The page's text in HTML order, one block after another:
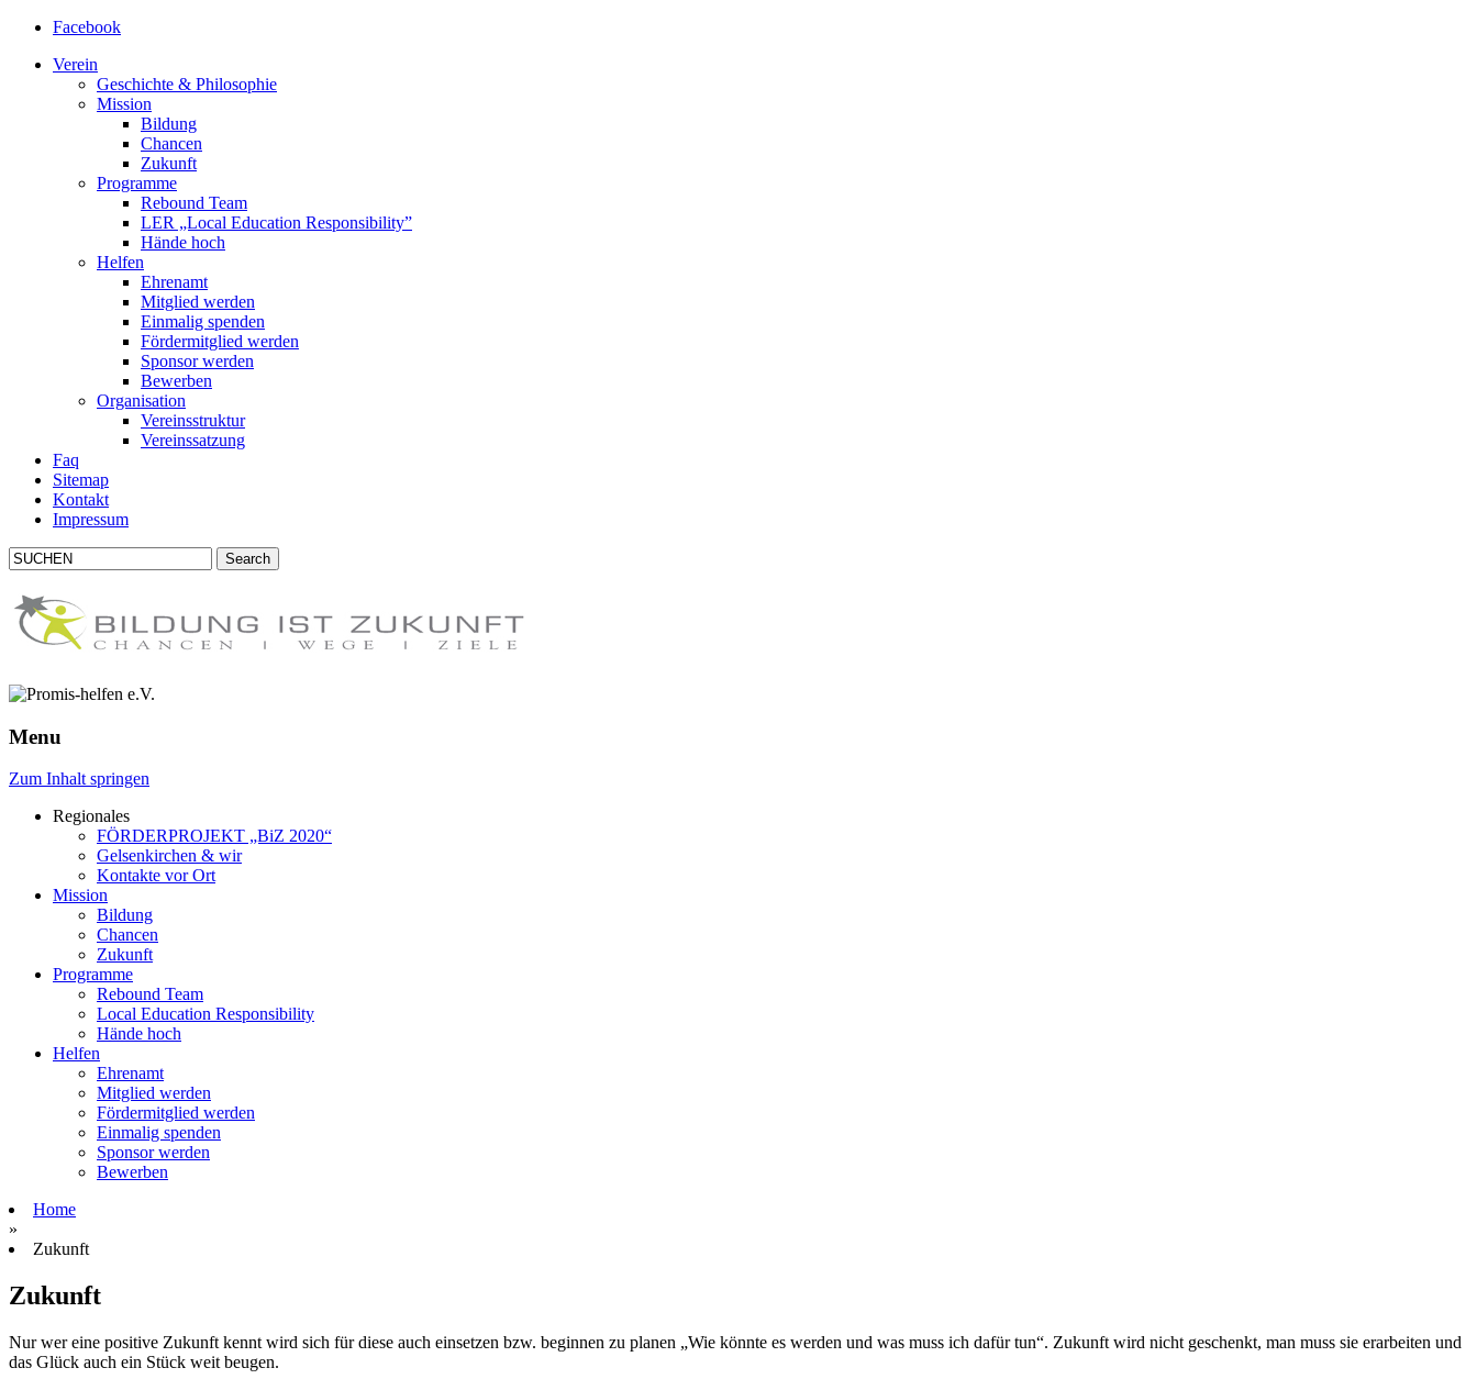
Facebook
Verein
Geschichte & Philosophie
Mission
Bildung
Chancen
Zukunft
Programme
Rebound Team
LER „Local Education Responsibility”
Hände hoch
Helfen
Ehrenamt
Mitglied werden
Einmalig spenden
Fördermitglied werden
Sponsor werden
Bewerben
Organisation
Vereinsstruktur
Vereinssatzung
Faq
Sitemap
Kontakt
Impressum
Menu
Zum Inhalt springen
Regionales
FÖRDERPROJEKT „BiZ 2020“
Gelsenkirchen & wir
Kontakte vor Ort
Mission
Bildung
Chancen
Zukunft
Programme
Rebound Team
Local Education Responsibility
Hände hoch
Helfen
Ehrenamt
Mitglied werden
Fördermitglied werden
Einmalig spenden
Sponsor werden
Bewerben
Home
»
Zukunft
Zukunft
Nur wer eine posi­tive Zukunft kennt wird sich für diese auch ein­set­zen bzw. begin­nen zu pla­nen „Wie könnte es wer­den und was muss ich dafür tun“. Zukunft wird nicht geschenkt, man muss sie erar­bei­ten und
das Glück auch ein Stück weit beugen.